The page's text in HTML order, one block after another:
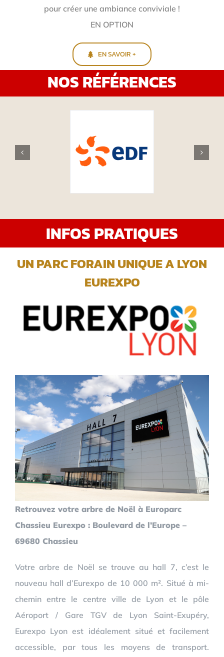
pour créer une ambiance conviviale !
EN OPTION
EN SAVOIR +
NOS RÉFÉRENCES
INFOS PRATIQUES
UN PARC FORAIN UNIQUE A LYON
EUREXPO
Retrouvez votre arbre de Noël à Europarc
Chassieu Eurexpo : Boulevard de l’Europe –
69680 Chassieu
Votre arbre de Noël se trouve au hall 7, c’est le
nouveau hall d’Eurexpo de 10 000 m². Situé à mi-
chemin entre le centre ville de Lyon et le pôle
Aéroport / Gare TGV de Lyon Saint-Exupéry,
Eurexpo Lyon est idéalement situé et facilement
accessible, par tous les moyens de transport.